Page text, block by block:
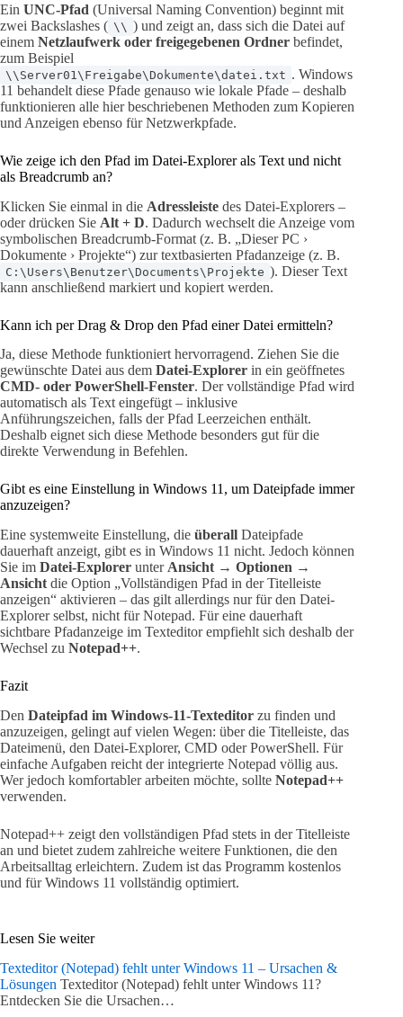
Ein UNC-Pfad (Universal Naming Convention) beginnt mit
zwei Backslashes ( \\ ) und zeigt an, dass sich die Datei auf
einem Netzlaufwerk oder freigegebenen Ordner befindet,
zum Beispiel
\\Server01\Freigabe\Dokumente\datei.txt . Windows
11 behandelt diese Pfade genauso wie lokale Pfade – deshalb
funktionieren alle hier beschriebenen Methoden zum Kopieren
und Anzeigen ebenso für Netzwerkpfade.
Wie zeige ich den Pfad im Datei-Explorer als Text und nicht
als Breadcrumb an?
Klicken Sie einmal in die Adressleiste des Datei-Explorers –
oder drücken Sie Alt + D. Dadurch wechselt die Anzeige vom
symbolischen Breadcrumb-Format (z. B. „Dieser PC ›
Dokumente › Projekte“) zur textbasierten Pfadanzeige (z. B.
C:\Users\Benutzer\Documents\Projekte ). Dieser Text
kann anschließend markiert und kopiert werden.
Kann ich per Drag & Drop den Pfad einer Datei ermitteln?
Ja, diese Methode funktioniert hervorragend. Ziehen Sie die
gewünschte Datei aus dem Datei-Explorer in ein geöffnetes
CMD- oder PowerShell-Fenster. Der vollständige Pfad wird
automatisch als Text eingefügt – inklusive
Anführungszeichen, falls der Pfad Leerzeichen enthält.
Deshalb eignet sich diese Methode besonders gut für die
direkte Verwendung in Befehlen.
Gibt es eine Einstellung in Windows 11, um Dateipfade immer
anzuzeigen?
Eine systemweite Einstellung, die überall Dateipfade
dauerhaft anzeigt, gibt es in Windows 11 nicht. Jedoch können
Sie im Datei-Explorer unter Ansicht → Optionen →
Ansicht die Option „Vollständigen Pfad in der Titelleiste
anzeigen“ aktivieren – das gilt allerdings nur für den Datei-
Explorer selbst, nicht für Notepad. Für eine dauerhaft
sichtbare Pfadanzeige im Texteditor empfiehlt sich deshalb der
Wechsel zu Notepad++.
Fazit
Den Dateipfad im Windows-11-Texteditor zu finden und
anzuzeigen, gelingt auf vielen Wegen: über die Titelleiste, das
Dateimenü, den Datei-Explorer, CMD oder PowerShell. Für
einfache Aufgaben reicht der integrierte Notepad völlig aus.
Wer jedoch komfortabler arbeiten möchte, sollte Notepad++
verwenden.
Notepad++ zeigt den vollständigen Pfad stets in der Titelleiste
an und bietet zudem zahlreiche weitere Funktionen, die den
Arbeitsalltag erleichtern. Zudem ist das Programm kostenlos
und für Windows 11 vollständig optimiert.
Lesen Sie weiter
Texteditor (Notepad) fehlt unter Windows 11 – Ursachen &
Lösungen Texteditor (Notepad) fehlt unter Windows 11?
Entdecken Sie die Ursachen…